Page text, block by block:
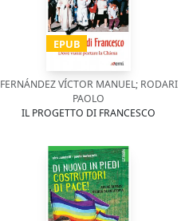
EPUB
FERNÁNDEZ VÍCTOR MANUEL; RODARI
PAOLO
IL PROGETTO DI FRANCESCO